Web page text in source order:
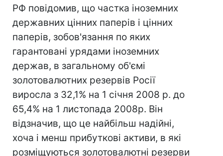
РФ повідомив, що частка іноземних
державних цінних паперів і цінних
паперів, зобов'язання по яких
гарантовані урядами іноземних
держав, в загальному об'ємі
золотовалютних резервів Росії
виросла з 32,1% на 1 січня 2008 р. до
65,4% на 1 листопада 2008р. Він
відзначив, що це найбільш надійні,
хоча і менш прибуткові активи, в які
розміщуються золотовалютні резерви